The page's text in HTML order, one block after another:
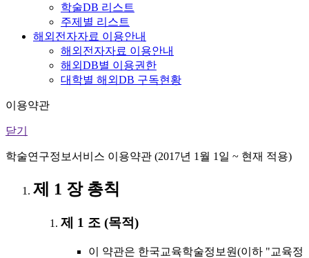
학술DB 리스트
주제별 리스트
해외전자자료 이용안내
해외전자자료 이용안내
해외DB별 이용권한
대학별 해외DB 구독현황
이용약관
닫기
학술연구정보서비스 이용약관 (2017년 1월 1일 ~ 현재 적용)
제 1 장 총칙
제 1 조 (목적)
이 약관은 한국교육학술정보원(이하 "교육정